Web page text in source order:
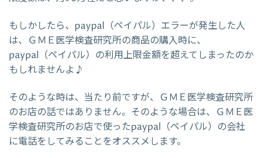
もしかしたら、paypal（ペイパル）エラーが発生した人
は、ＧＭＥ医学検査研究所の商品の購入時に、
paypal（ペイパル）の利用上限金額を超えてしまったのか
もしれませんよ♪
そのような時は、当たり前ですが、ＧＭＥ医学検査研究所
のお店の話ではありません。そのような場合は、ＧＭＥ医
学検査研究所のお店で使ったpaypal（ペイパル）の会社
に電話をしてみることをオススメします。